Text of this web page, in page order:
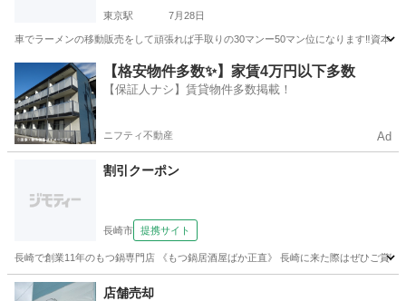
東京駅 7月28日
車でラーメンの移動販売をして頑張れば手取りの30マンー50マン位になります‼️資本
長崎市 東京駅 グルメ
【格安物件多数✨】家賃4万円以下多数
【保証人ナシ】賃貸物件多数掲載！
ニフティ不動産 Ad
割引クーポン
長崎市 提携サイト
長崎で創業11年のもつ鍋専門店 《もつ鍋居酒屋ばか正直》 長崎に来た際はぜひご賞
長崎 長崎市 居酒屋
店舗売却